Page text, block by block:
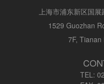
上海市浦东新区国
1529 Guozhan
7F,
TEL: